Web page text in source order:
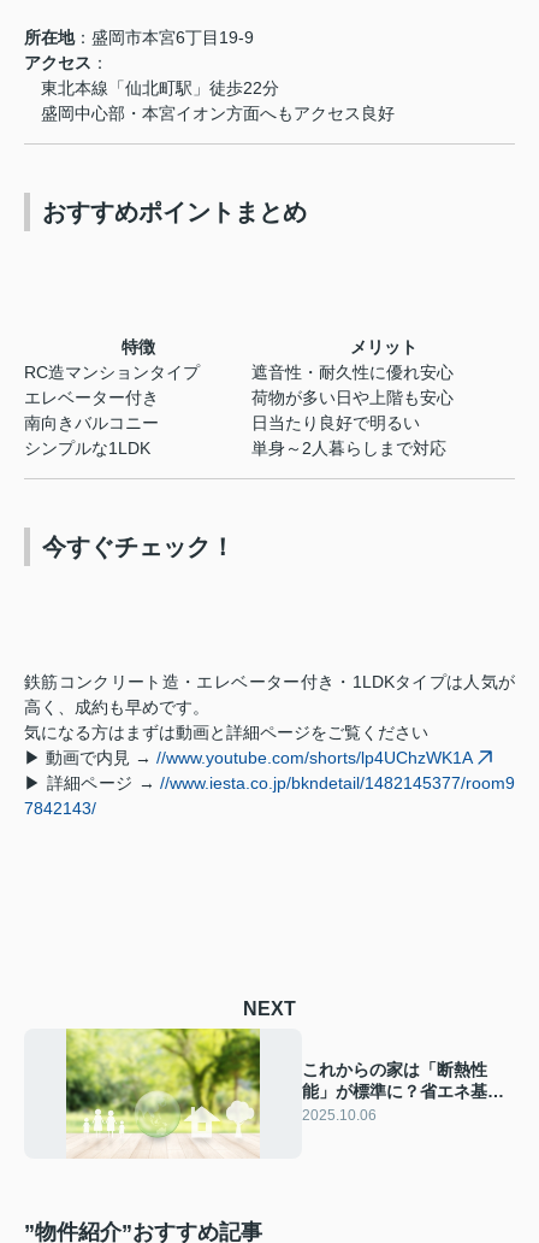
所在地：盛岡市本宮6丁目19-9
アクセス ：
東北本線「仙北町駅」徒歩22分
盛岡中心部・本宮イオン方面へもアクセス良好
おすすめポイントまとめ
特徴
メリット
RC造マンションタイプ
遮音性・耐久性に優れ安心
エレベーター付き
荷物が多い日や上階も安心
南向きバルコニー
日当たり良好で明るい
シンプルな1LDK
単身～2人暮らしまで対応
今すぐチェック！
鉄筋コンクリート造・エレベーター付き・1LDKタイプは人気が
高く、成約も早めです。
気になる方はまずは動画と詳細ページをご覧ください
▶ 動画で内見 → //www.youtube.com/shorts/lp4UChzWK1A
▶ 詳細ページ → //www.iesta.co.jp/bkndetail/1482145377/room9
7842143/
NEXT
これからの家は「断熱性
能」が標準に？省エネ基準
義務化で住宅選びが変わる
2025.10.06
”物件紹介”おすすめ記事